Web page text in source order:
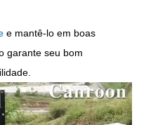
e mantê-lo em boas
garante seu bom